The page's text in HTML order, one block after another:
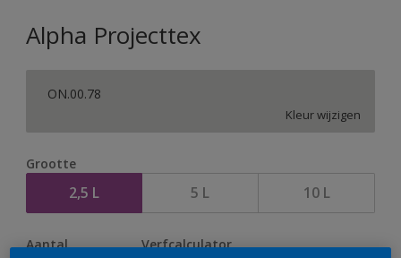
Alpha Projecttex
ON.00.78
Kleur wijzigen
Grootte
2,5 L 5 L 10 L
Aantal Verfcalculator